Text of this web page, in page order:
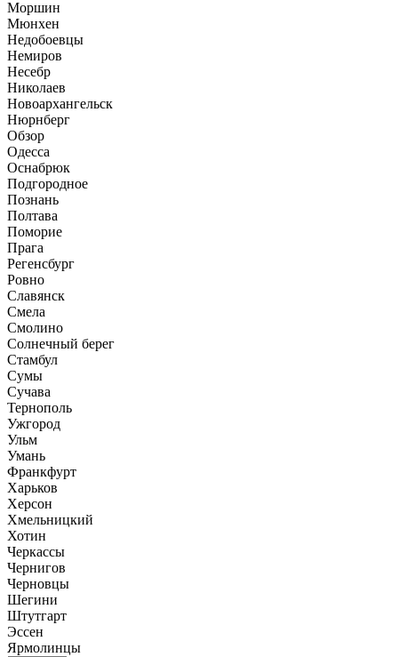
Моршин
Мюнхен
Недобоевцы
Немиров
Несебр
Николаев
Новоархангельск
Нюрнберг
Обзор
Одесса
Оснабрюк
Подгородное
Познань
Полтава
Поморие
Прага
Регенсбург
Ровно
Славянск
Смела
Смолино
Солнечный берег
Стамбул
Сумы
Сучава
Тернополь
Ужгород
Ульм
Умань
Франкфурт
Харьков
Херсон
Хмельницкий
Хотин
Черкассы
Чернигов
Черновцы
Шегини
Штутгарт
Эссен
Ярмолинцы